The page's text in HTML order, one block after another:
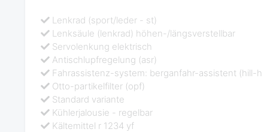
Lenkrad (sport/leder - st)
Lenksäule (lenkrad) höhen-/längsverstellbar
Servolenkung elektrisch
Antischlupfregelung (asr)
Fahrassistenz-system: berganfahr-assistent (hill-h
Otto-partikelfilter (opf)
Standard variante
Kühlerjalousie - regelbar
Kältemittel r 1234 yf